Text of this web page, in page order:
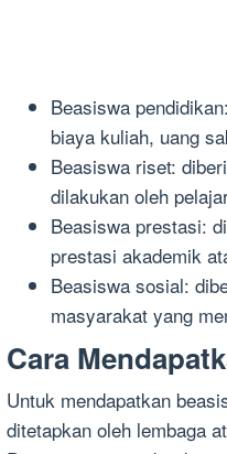
Beasiswa
biaya kuliah, uang
Beasiswa riset:
dilakukan oleh
Beasiswa prestasi:
prestasi akademik
Beasiswa sosial:
masyarakat yang
Cara
Untuk mendapatkan
ditetapkan oleh lembaga